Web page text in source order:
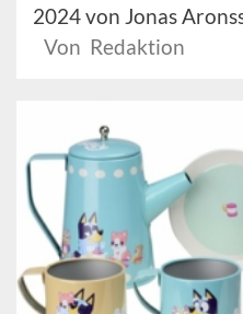
2024 von Jonas
Von Redaktion